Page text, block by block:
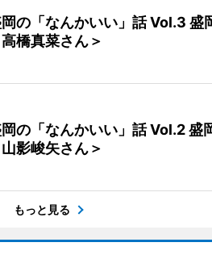
岡の「なんかいい」話 Vol.3 盛
橋真菜さん＞
岡の「なんかいい」話 Vol.2 盛
影峻矢さん＞
もっと見る